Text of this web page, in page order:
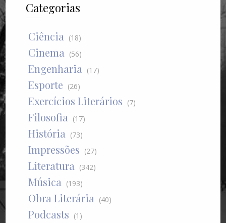
Categorias
Ciência (18)
Cinema (56)
Engenharia (17)
Esporte (26)
Exercícios Literários (7)
Filosofia (17)
História (73)
Impressões (27)
Literatura (342)
Música (193)
Obra Literária (40)
Podcasts (1)